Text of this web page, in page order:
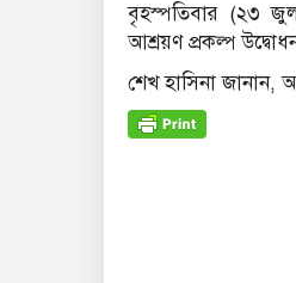
বৃহস্পতিবার (২৩
আশ্রয়ণ প্রকল্প
শেখ হাসিনা জানান,